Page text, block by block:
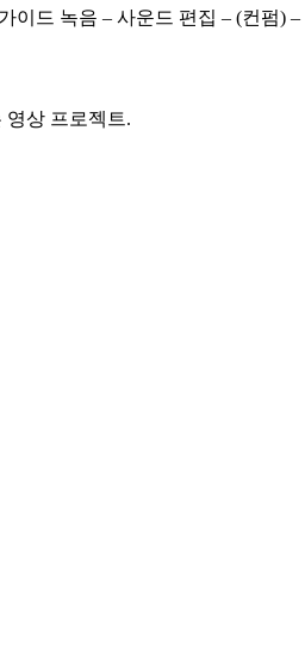
드 녹음 – 사운드 편집 – (컨펌)
영상 프로젝트.